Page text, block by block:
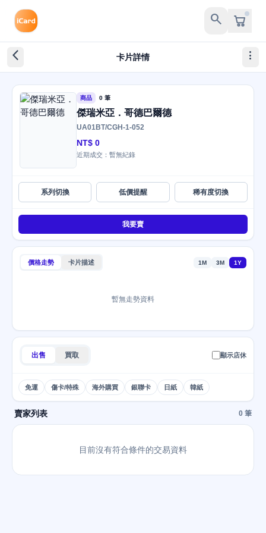
search
arrow_back_ios_new 卡片詳情 more_vert
商品 0 筆
傑瑞米亞．哥德巴爾德
UA01BT/CGH-1-052
NT$ 0
近期成交：暫無紀錄
系列切換 低價提醒 稀有度切換
我要賣
價格走勢 卡片描述 1M 3M 1Y
暫無走勢資料
出售 買取 顯示店休
免運 傷卡/特殊 海外購買 銀聯卡 日紙 韓紙
賣家列表 0 筆
目前沒有符合條件的交易資料